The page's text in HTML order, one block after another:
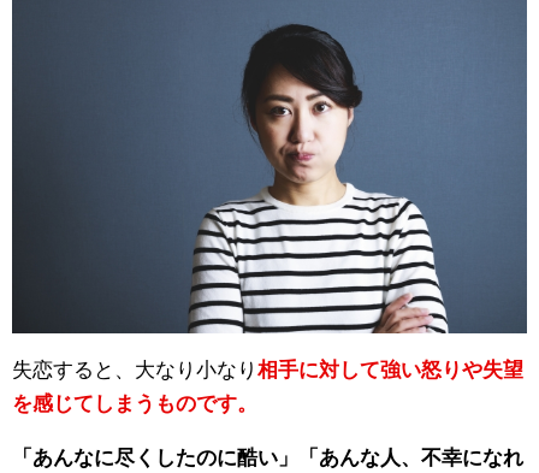
失恋すると、大なり小なり 相手に対して強い怒りや失望
を感じてしまうものです。
「あんなに尽くしたのに酷い」「あんな人、不幸になれ